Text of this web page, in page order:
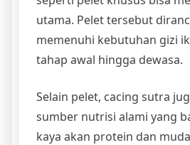
utama. Pelet tersebut
memenuhi kebutuhan gizi
tahap awal hingga dewasa.
Selain pelet, cacing sutra
sumber nutrisi alami yang
kaya akan protein dan